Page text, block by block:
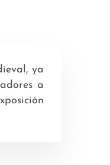
ya
a